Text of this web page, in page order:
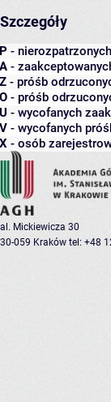
Szczegóły
P -
A -
Z - próśb
O - próśb
U - wycofanych
V - wycofanych
X - osób
al. Mickiewicza 30
30-059 Kraków tel: +48